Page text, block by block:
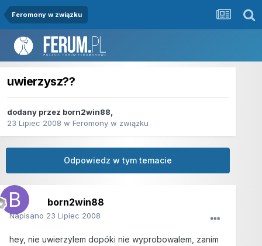
Feromony w związku
uwierzysz??
dodany przez born2win88,
23 Lipiec 2008 w Feromony w związku
Odpowiedz w tym temacie
born2win88
Napisano 23 Lipiec 2008
hey, nie uwierzylem dopóki nie wyprobowalem, zanim